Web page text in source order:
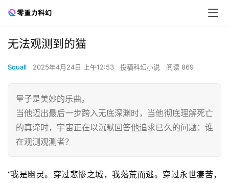
无法观测到的猫
Squall 2025年4月24日 上午12:53 投稿科幻小说 阅读 869
量子是美妙的乐曲。
当他迈出最后一步跨入无底深渊时，当他彻底理解死亡
的真谛时，宇宙正在以沉默回答他追求已久的问题：谁
在观测观测者？
“我是幽灵。穿过悲惨之城，我落荒而逃。穿过永世凄苦，